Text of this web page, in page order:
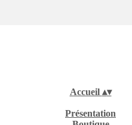
Accueil ▴▾
Présentation